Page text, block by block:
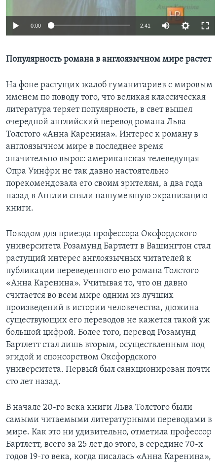
Learning English
Языки
0:00 2:41
Популярность романа в англоязычном мире растет
На фоне растущих жалоб гуманитариев с мировым
именем по поводу того, что великая классическая
литература теряет популярность, в свет вышел
очередной английский перевод романа Льва
Толстого «Анна Каренина». Интерес к роману в
англоязычном мире в последнее время
значительно вырос: американская телеведущая
Опра Уинфри не так давно настоятельно
порекомендовала его своим зрителям, а два года
назад в Англии сняли нашумевшую экранизацию
книги.
Поводом для приезда профессора Оксфордского
университета Розамунд Бартлетт в Вашингтон стал
растущий интерес англоязычных читателей к
публикации переведенного ею романа Толстого
«Анна Каренина». Учитывая то, что он давно
считается во всем мире одним из лучших
произведений в истории человечества, дюжина
существующих его переводов не кажется такой уж
большой цифрой. Более того, перевод Розамунд
Бартлетт стал лишь вторым, осуществленным под
эгидой и спонсорством Оксфордского
университета. Первый был санкционирован почти
сто лет назад.
В начале 20-го века книги Льва Толстого были
самыми читаемыми литературными переводами в
мире. Как это ни удивительно, отметила профессор
Бартлетт, всего за 25 лет до этого, в середине 70-х
годов 19-го века, когда писалась «Анна Каренина»,